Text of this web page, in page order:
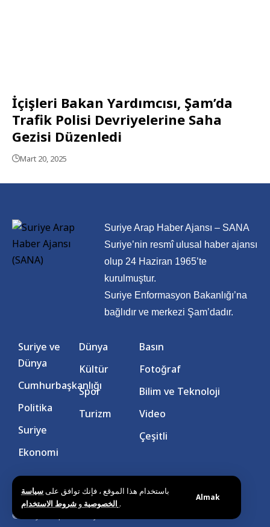
باستخدام هذا الموقع ، فإنك توافق علىسياسة
الخصوصية و .
Almak
İçişleri Bakan Yardımcısı, Şam’da
Trafik Polisi Devriyelerine Saha
Gezisi Düzenledi
Mart 20, 2025
Suriye Arap Haber Ajansı – SANA
Suriye’nin resmî ulusal haber ajansı
olup 24 Haziran 1965’te
kurulmuştur.
Suriye Enformasyon Bakanlığı’na
bağlıdır ve merkezi Şam’dadır.
Suriye ve
Dünya
Cumhurbaşkanlığı
Politika
Suriye
Ekonomi
Dünya
Kültür
Spor
Turizm
Basın
Fotoğraf
Bilim ve Teknoloji
Video
Çeşitli
© Suriye Arap Haber Ajansı. Tüm hakları saklıdır.